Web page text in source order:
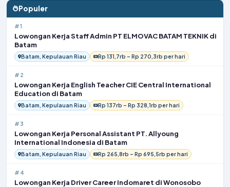
Populer
#1
Lowongan Kerja Staff Admin PT ELMOVAC BATAM TEKNIK di
Batam
Batam, Kepulauan Riau Rp 131,7rb – Rp 270,3rb per hari
#2
Lowongan Kerja English Teacher CIE Central International
Education di Batam
Batam, Kepulauan Riau Rp 137rb – Rp 328,1rb per hari
#3
Lowongan Kerja Personal Assistant PT. Allyoung
International Indonesia di Batam
Batam, Kepulauan Riau Rp 265,8rb – Rp 695,5rb per hari
#4
Lowongan Kerja Driver Career Indomaret di Wonosobo